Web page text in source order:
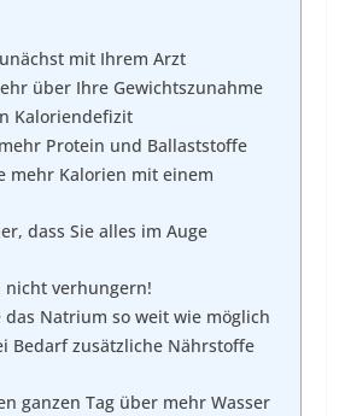
mit Ihrem Arzt
über Ihre Gewichtszunahme
Kaloriendefizit
Protein und Ballaststoffe
mehr Kalorien mit einem
dass Sie alles im Auge
nicht verhungern!
das Natrium so weit wie möglich
Bedarf zusätzliche Nährstoffe
ganzen Tag über mehr Wasser